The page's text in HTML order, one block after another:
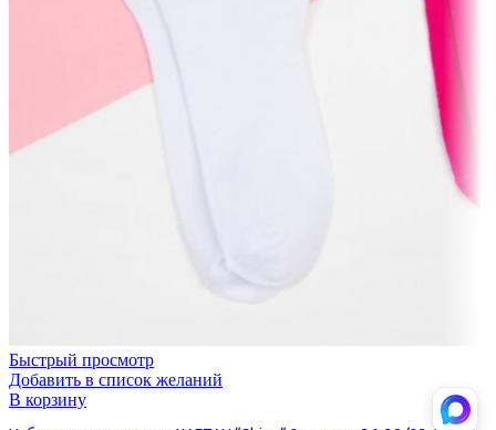
Быстрый просмотр
Добавить в список желаний
В корзину